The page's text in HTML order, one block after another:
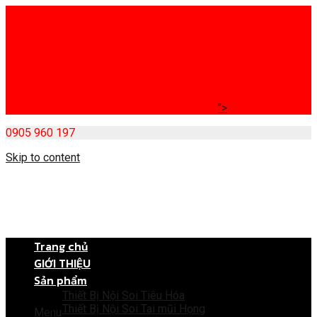
">
0905 960 197
Skip to content
Menu
Trang chủ
GIỚI THIỆU
Sản phẩm
Thiết Bị Nội Soi Tiêu Hóa
Thiết Bị Nội Soi Tai mũi Họng